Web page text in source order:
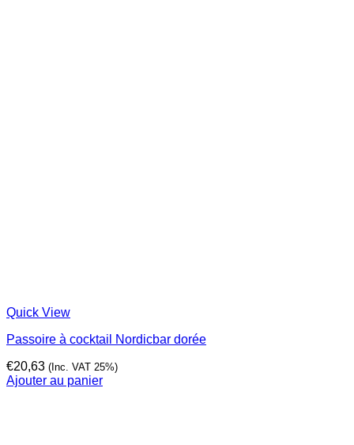
Quick View
Passoire à cocktail Nordicbar dorée
€20,63 (Inc. VAT 25%)
Ajouter au panier